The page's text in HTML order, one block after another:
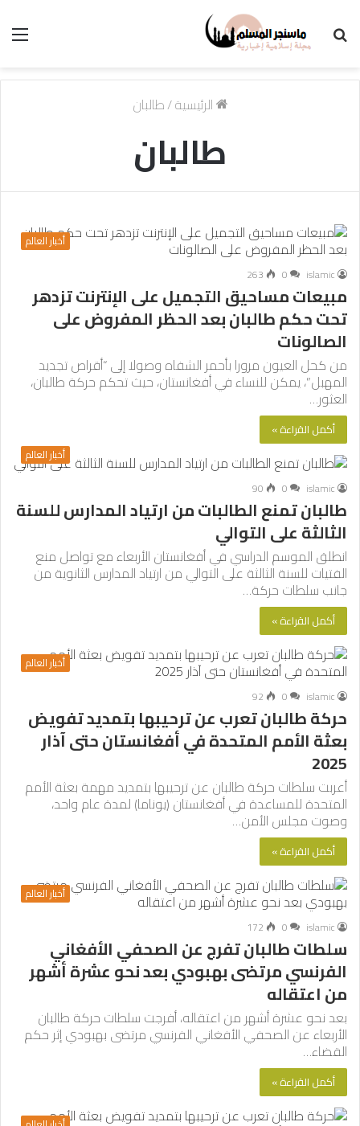
الرئيسية/طالبان
طالبان
أخبار العالم
islamic
0
263
مبيعات مساحيق التجميل على الإنترنت تزدهر
تحت حكم طالبان بعد الحظر المفروض على
الصالونات
من كحل العيون مرورا بأحمر الشفاه وصولا إلى “أقراص تجديد
المهبل”، يمكن للنساء في أفغانستان، حيث تحكم حركة طالبان،
العثور…
أكمل القراءة »
أخبار العالم
islamic
0
90
طالبان تمنع الطالبات من ارتياد المدارس للسنة
الثالثة على التوالي
انطلق الموسم الدراسي في أفغانستان الأربعاء مع تواصل منع
الفتيات للسنة الثالثة على التوالي من ارتياد المدارس الثانوية من
جانب سلطات حركة…
أكمل القراءة »
أخبار العالم
islamic
0
92
حركة طالبان تعرب عن ترحيبها بتمديد تفويض
بعثة الأمم المتحدة في أفغانستان حتى آذار
2025
أعربت سلطات حركة طالبان عن ترحيبها بتمديد مهمة بعثة الأمم
المتحدة للمساعدة في أفغانستان (يوناما) لمدة عام واحد،
وصوت مجلس الأمن…
أكمل القراءة »
أخبار العالم
islamic
0
172
سلطات طالبان تفرج عن الصحفي الأفغاني
الفرنسي مرتضى بهبودي بعد نحو عشرة أشهر
من اعتقاله
بعد نحو عشرة أشهر من اعتقاله، أفرجت سلطات حركة طالبان
الأربعاء عن الصحفي الأفغاني الفرنسي مرتضى بهبودي إثر حكم
القضاء…
أكمل القراءة »